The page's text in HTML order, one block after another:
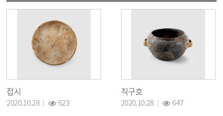
접시
2020.10.28 623
직구호
2020.10.28 647